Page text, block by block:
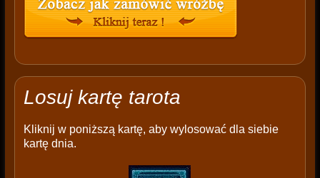
Losuj kartę tarota
Kliknij w poniższą kartę, aby wylosować dla siebie
kartę dnia.